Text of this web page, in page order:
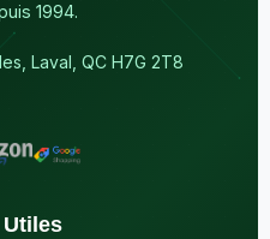
1994.
Laval, QC H7G 2T8